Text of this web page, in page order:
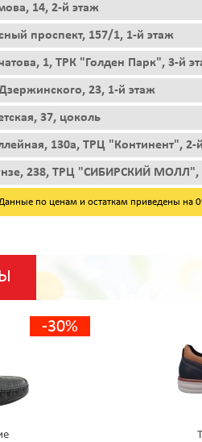
14, 2-й этаж
проспект, 157/1, 1-й этаж
1, ТРК "Голден Парк", 3-й
23, 1-й этаж
37, цоколь
130а, ТРЦ "Континент", 2-
238, ТРЦ "СИБИРСКИЙ МОЛЛ",
по ценам и остаткам приведены на
-30%